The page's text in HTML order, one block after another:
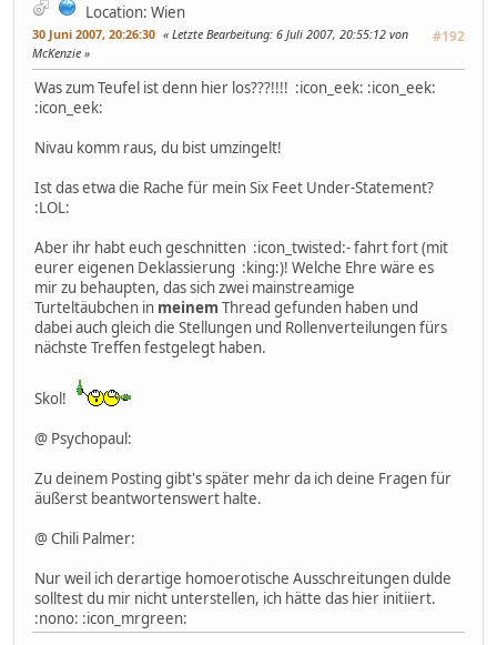
Location: Wien
30 Juni 2007, 20:26:30 #192
Letzte Bearbeitung: 6 Juli 2007, 20:55:12 von
McKenzie
Was zum Teufel ist denn hier los???!!!! :icon_eek: :icon_eek:
:icon_eek:
Nivau komm raus, du bist umzingelt!
Ist das etwa die Rache für mein Six Feet Under-Statement?
:LOL:
Aber ihr habt euch geschnitten :icon_twisted:- fahrt fort (mit
eurer eigenen Deklassierung :king:)! Welche Ehre wäre es
mir zu behaupten, das sich zwei mainstreamige
Turteltäubchen in meinem Thread gefunden haben und
dabei auch gleich die Stellungen und Rollenverteilungen fürs
nächste Treffen festgelegt haben.
Skol!
@ Psychopaul:
Zu deinem Posting gibt's später mehr da ich deine Fragen für
äußerst beantwortenswert halte.
@ Chili Palmer:
Nur weil ich derartige homoerotische Ausschreitungen dulde
solltest du mir nicht unterstellen, ich hätte das hier initiiert.
:nono: :icon_mrgreen: